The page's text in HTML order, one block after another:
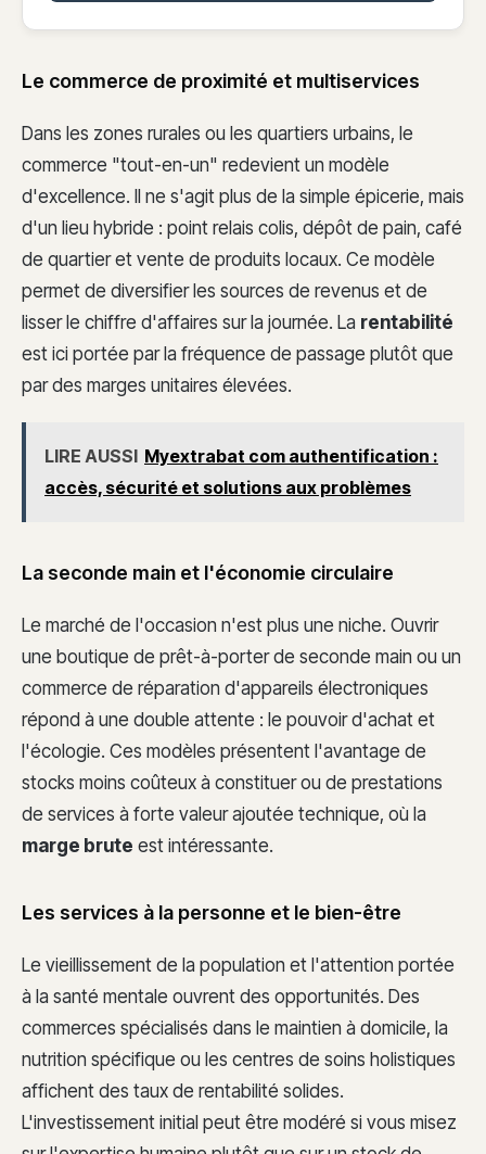
Le commerce de proximité et multiservices
Dans les zones rurales ou les quartiers urbains, le
commerce "tout-en-un" redevient un modèle
d'excellence. Il ne s'agit plus de la simple épicerie, mais
d'un lieu hybride : point relais colis, dépôt de pain, café
de quartier et vente de produits locaux. Ce modèle
permet de diversifier les sources de revenus et de
lisser le chiffre d'affaires sur la journée. La rentabilité
est ici portée par la fréquence de passage plutôt que
par des marges unitaires élevées.
LIRE AUSSI Myextrabat com authentification :
accès, sécurité et solutions aux problèmes
La seconde main et l'économie circulaire
Le marché de l'occasion n'est plus une niche. Ouvrir
une boutique de prêt-à-porter de seconde main ou un
commerce de réparation d'appareils électroniques
répond à une double attente : le pouvoir d'achat et
l'écologie. Ces modèles présentent l'avantage de
stocks moins coûteux à constituer ou de prestations
de services à forte valeur ajoutée technique, où la
marge brute est intéressante.
Les services à la personne et le bien-être
Le vieillissement de la population et l'attention portée
à la santé mentale ouvrent des opportunités. Des
commerces spécialisés dans le maintien à domicile, la
nutrition spécifique ou les centres de soins holistiques
affichent des taux de rentabilité solides.
L'investissement initial peut être modéré si vous misez